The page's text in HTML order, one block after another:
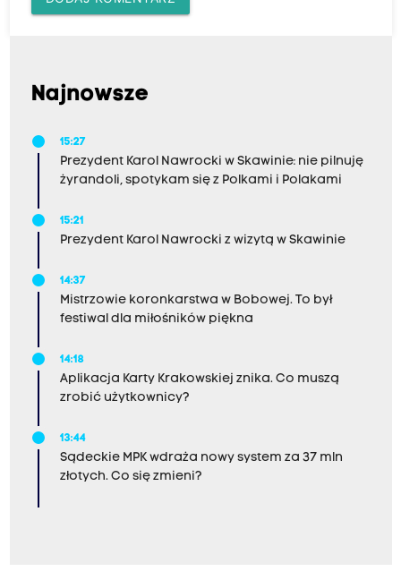
Najnowsze
15:27
Prezydent Karol Nawrocki w Skawinie: nie pilnuję
żyrandoli, spotykam się z Polkami i Polakami
15:21
Prezydent Karol Nawrocki z wizytą w Skawinie
14:37
Mistrzowie koronkarstwa w Bobowej. To był
festiwal dla miłośników piękna
14:18
Aplikacja Karty Krakowskiej znika. Co muszą
zrobić użytkownicy?
13:44
Sądeckie MPK wdraża nowy system za 37 mln
złotych. Co się zmieni?